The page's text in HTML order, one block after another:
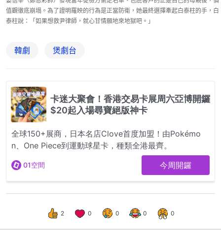
值觀徹底崩塌。為了證明羅映的行為是正當防衛，她最終選擇牽起白泰柱的手，白
泰柱說：「如果想救尹律師，就心甘情願地來地獄吧。」
韓劇 煲劇台
2 0 0 0 0